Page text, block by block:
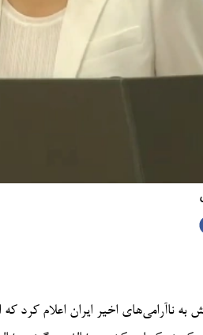
واکنش به ناآرامی‌های اخیر ایران اعلام